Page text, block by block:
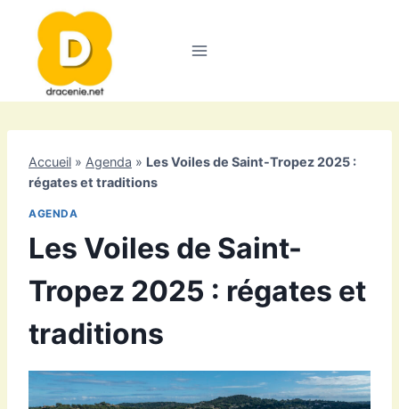
contenu
Accueil » Agenda » Les Voiles de Saint-Tropez 2025 :
régates et traditions
AGENDA
Les Voiles de Saint-
Tropez 2025 : régates et
traditions